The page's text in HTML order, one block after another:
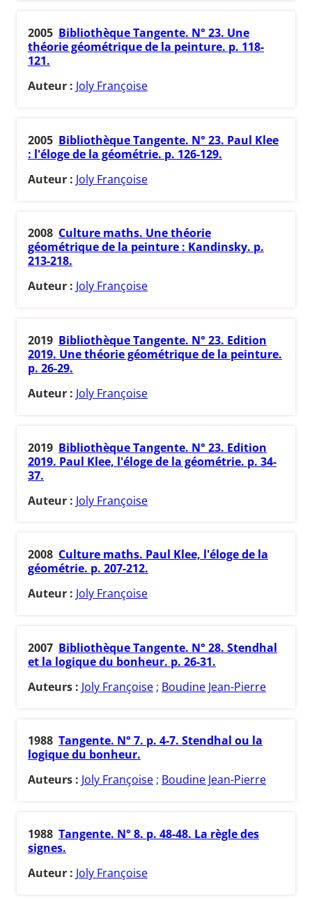
2005 Bibliothèque Tangente. N° 23. Une
théorie géométrique de la peinture. p. 118-
121.
Auteur : Joly Françoise
2005 Bibliothèque Tangente. N° 23. Paul Klee
: l'éloge de la géométrie. p. 126-129.
Auteur : Joly Françoise
2008 Culture maths. Une théorie
géométrique de la peinture : Kandinsky. p.
213-218.
Auteur : Joly Françoise
2019 Bibliothèque Tangente. N° 23. Edition
2019. Une théorie géométrique de la peinture.
p. 26-29.
Auteur : Joly Françoise
2019 Bibliothèque Tangente. N° 23. Edition
2019. Paul Klee, l'éloge de la géométrie. p. 34-
37.
Auteur : Joly Françoise
2008 Culture maths. Paul Klee, l'éloge de la
géométrie. p. 207-212.
Auteur : Joly Françoise
2007 Bibliothèque Tangente. N° 28. Stendhal
et la logique du bonheur. p. 26-31.
Auteurs : Joly Françoise ; Boudine Jean-Pierre
1988 Tangente. N° 7. p. 4-7. Stendhal ou la
logique du bonheur.
Auteurs : Joly Françoise ; Boudine Jean-Pierre
1988 Tangente. N° 8. p. 48-48. La règle des
signes.
Auteur : Joly Françoise